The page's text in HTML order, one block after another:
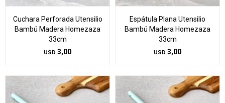
Cuchara Perforada Utensilio
Bambú Madera Homezaza
33cm
USD 3,00
Espátula Plana Utensilio
Bambú Madera Homezaza
33cm
USD 3,00